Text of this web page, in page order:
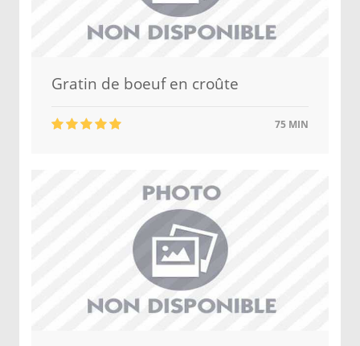
Gratin de boeuf en croûte
75 MIN